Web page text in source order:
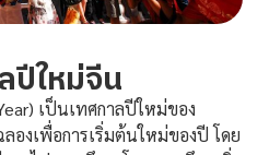
ปีใหม่จีน
เป็นเทศกาลปีใหม่ของ
องเพื่อการเริ่มต้นใหม่ของปี โดย